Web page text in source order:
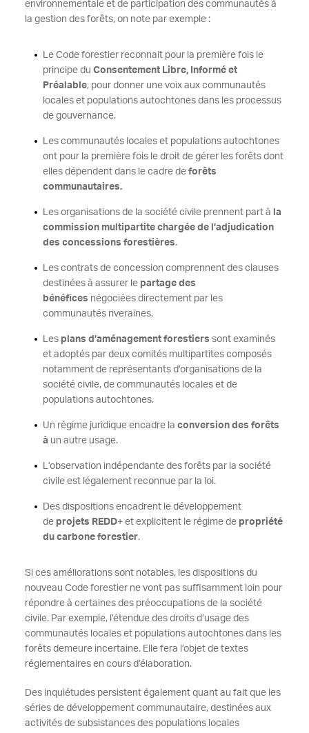
environnementale et de participation des communautés à
la gestion des forêts, on note par exemple :
Le Code forestier reconnait pour la première fois le
principe du Consentement Libre, Informé et
Préalable, pour donner une voix aux communautés
locales et populations autochtones dans les processus
de gouvernance.
Les communautés locales et populations autochtones
ont pour la première fois le droit de gérer les forêts dont
elles dépendent dans le cadre de forêts
communautaires.
Les organisations de la société civile prennent part à la
commission multipartite chargée de l’adjudication
des concessions forestières.
Les contrats de concession comprennent des clauses
destinées à assurer le partage des
bénéfices négociées directement par les
communautés riveraines.
Les plans d’aménagement forestiers sont examinés
et adoptés par deux comités multipartites composés
notamment de représentants d’organisations de la
société civile, de communautés locales et de
populations autochtones.
Un régime juridique encadre la conversion des forêts
à un autre usage.
L’observation indépendante des forêts par la société
civile est légalement reconnue par la loi.
Des dispositions encadrent le développement
de projets REDD+ et explicitent le régime de propriété
du carbone forestier.
Si ces améliorations sont notables, les dispositions du
nouveau Code forestier ne vont pas suffisamment loin pour
répondre à certaines des préoccupations de la société
civile. Par exemple, l’étendue des droits d’usage des
communautés locales et populations autochtones dans les
forêts demeure incertaine. Elle fera l’objet de textes
réglementaires en cours d’élaboration.
Des inquiétudes persistent également quant au fait que les
séries de développement communautaire, destinées aux
activités de subsistances des populations locales